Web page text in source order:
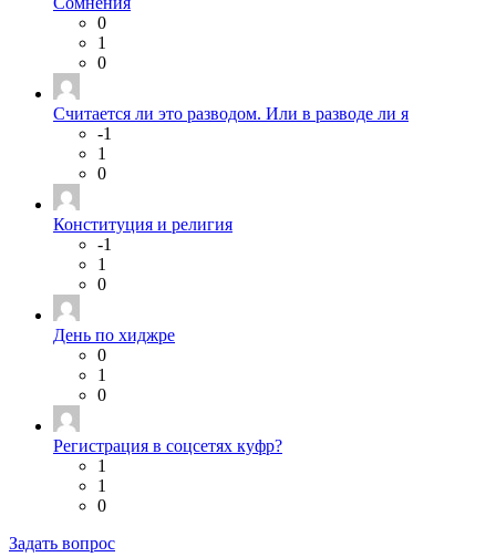
0
1
0
Считается ли это разводом. Или в разводе ли я
-1
1
0
Конституция и религия
-1
1
0
День по хиджре
0
1
0
Регистрация в соцсетях куфр?
1
1
0
Задать вопрос